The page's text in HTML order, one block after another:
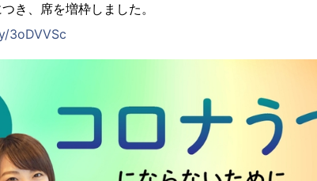
き、席を増枠しました。
3oDVVSc